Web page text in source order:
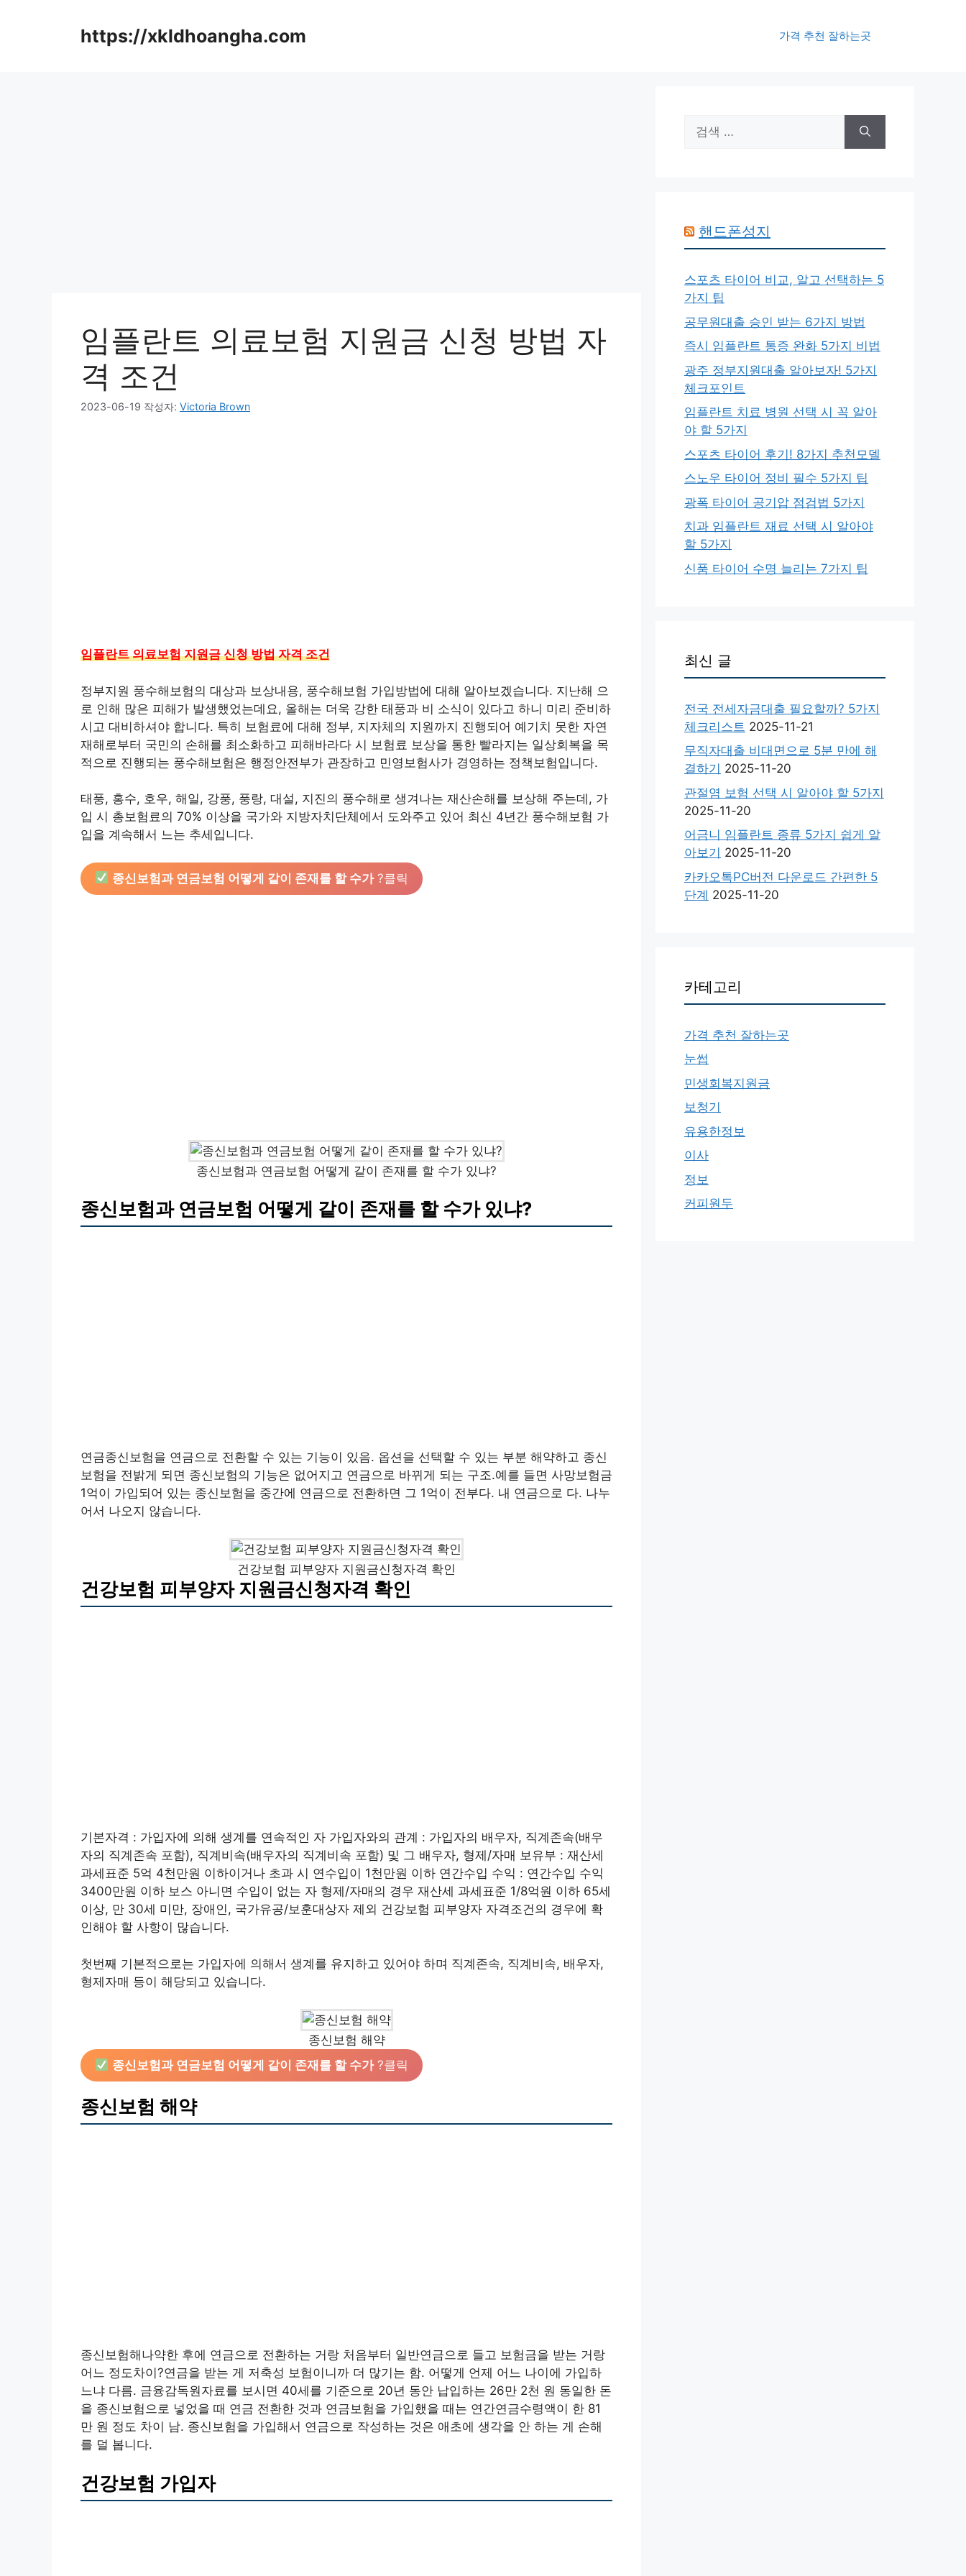
https://xkldhoangha.com 가격 추천 잘하는곳
임플란트 의료보험 지원금 신청 방법 자
격 조건
2023-06-19 작성자: Victoria Brown
임플란트 의료보험 지원금 신청 방법 자격 조건
정부지원 풍수해보험의 대상과 보상내용, 풍수해보험 가입방법에 대해 알아보겠습니다. 지난해 으
로 인해 많은 피해가 발생했었는데요, 올해는 더욱 강한 태풍과 비 소식이 있다고 하니 미리 준비하
시고 대비하셔야 합니다. 특히 보험료에 대해 정부, 지자체의 지원까지 진행되어 예기치 못한 자연
재해로부터 국민의 손해를 최소화하고 피해바라다 시 보험료 보상을 통한 빨라지는 일상회복을 목
적으로 진행되는 풍수해보험은 행정안전부가 관장하고 민영보험사가 경영하는 정책보험입니다.
태풍, 홍수, 호우, 해일, 강풍, 풍랑, 대설, 지진의 풍수해로 생겨나는 재산손해를 보상해 주는데, 가
입 시 총보험료의 70% 이상을 국가와 지방자치단체에서 도와주고 있어 최신 4년간 풍수해보험 가
입을 계속해서 느는 추세입니다.
종신보험과 연금보험 어떻게 같이 존재를 할 수가?클릭
종신보험과 연금보험 어떻게 같이 존재를 할 수가 있냐?
종신보험과 연금보험 어떻게 같이 존재를 할 수가 있냐?
연금종신보험을 연금으로 전환할 수 있는 기능이 있음. 옵션을 선택할 수 있는 부분 해약하고 종신
보험을 전밝게 되면 종신보험의 기능은 없어지고 연금으로 바뀌게 되는 구조.예를 들면 사망보험금
1억이 가입되어 있는 종신보험을 중간에 연금으로 전환하면 그 1억이 전부다. 내 연금으로 다. 나누
어서 나오지 않습니다.
건강보험 피부양자 지원금신청자격 확인
건강보험 피부양자 지원금신청자격 확인
기본자격 : 가입자에 의해 생계를 연속적인 자 가입자와의 관계 : 가입자의 배우자, 직계존속(배우
자의 직계존속 포함), 직계비속(배우자의 직계비속 포함) 및 그 배우자, 형제/자매 보유부 : 재산세
과세표준 5억 4천만원 이하이거나 초과 시 연수입이 1천만원 이하 연간수입 수익 : 연간수입 수익
3400만원 이하 보스 아니면 수입이 없는 자 형제/자매의 경우 재산세 과세표준 1/8억원 이하 65세
이상, 만 30세 미만, 장애인, 국가유공/보훈대상자 제외 건강보험 피부양자 자격조건의 경우에 확
인해야 할 사항이 많습니다.
첫번째 기본적으로는 가입자에 의해서 생계를 유지하고 있어야 하며 직계존속, 직계비속, 배우자,
형제자매 등이 해당되고 있습니다.
종신보험 해약
종신보험과 연금보험 어떻게 같이 존재를 할 수가?클릭
종신보험 해약
종신보험해나약한 후에 연금으로 전환하는 거랑 처음부터 일반연금으로 들고 보험금을 받는 거랑
어느 정도차이?연금을 받는 게 저축성 보험이니까 더 많기는 함. 어떻게 언제 어느 나이에 가입하
느냐 다름. 금융감독원자료를 보시면 40세를 기준으로 20년 동안 납입하는 26만 2천 원 동일한 돈
을 종신보험으로 넣었을 때 연금 전환한 것과 연금보험을 가입했을 때는 연간연금수령액이 한 81
만 원 정도 차이 남. 종신보험을 가입해서 연금으로 작성하는 것은 애초에 생각을 안 하는 게 손해
를 덜 봅니다.
건강보험 가입자
색:
핸드폰성지
스포츠 타이어 비교, 알고 선택하는 5
가지 팁
공무원대출 승인 받는 6가지 방법
즉시 임플란트 통증 완화 5가지 비법
광주 정부지원대출 알아보자! 5가지
체크포인트
임플란트 치료 병원 선택 시 꼭 알아
야 할 5가지
스포츠 타이어 후기! 8가지 추천모델
스노우 타이어 정비 필수 5가지 팁
광폭 타이어 공기압 점검법 5가지
치과 임플란트 재료 선택 시 알아야
할 5가지
신품 타이어 수명 늘리는 7가지 팁
최신 글
전국 전세자금대출 필요할까? 5가지
체크리스트 2025-11-21
무직자대출 비대면으로 5분 만에 해
결하기 2025-11-20
관절염 보험 선택 시 알아야 할 5가지
2025-11-20
어금니 임플란트 종류 5가지 쉽게 알
아보기 2025-11-20
카카오톡PC버전 다운로드 간편한 5
단계 2025-11-20
카테고리
가격 추천 잘하는곳
눈썹
민생회복지원금
보청기
유용한정보
이사
정보
커피원두